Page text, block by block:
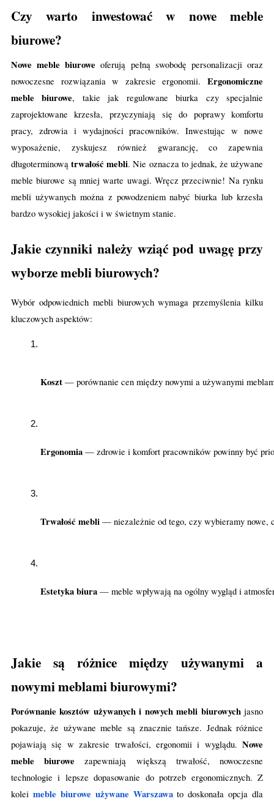
Czy warto inwestować w nowe meble
biurowe?
Nowe meble biurowe oferują pełną swobodę personalizacji oraz
nowoczesne rozwiązania w zakresie ergonomii.Ergonomiczne
meble biurowe, takie jak regulowane biurka czy specjalnie
zaprojektowane krzesła, przyczyniają się do poprawy komfortu
pracy, zdrowia i wydajności pracowników. Inwestując w nowe
wyposażenie, zyskujesz również gwarancję, co zapewnia
długoterminowątrwałość mebli. Nie oznacza to jednak, że używane
meble biurowe są mniej warte uwagi. Wręcz przeciwnie! Na rynku
mebli używanych można z powodzeniem nabyć biurka lub krzesła
bardzo wysokiej jakości i w świetnym stanie.
Jakie czynniki należy wziąć pod uwagę przy
wyborze mebli biurowych?
Wybór odpowiednich mebli biurowych wymaga przemyślenia kilku
kluczowych aspektów:
Koszt — porównanie cen między nowymi a używanymi
Ergonomia — zdrowie i komfort pracowników powinny być
Trwałość mebli — niezależnie od tego, czy wybieramy nowe,
Estetyka biura — meble wpływają na ogólny wygląd i
Jakie są różnice między używanymi a
nowymi meblami biurowymi?
Porównanie kosztów używanych i nowych mebli biurowychjasno
pokazuje, że używane meble są znacznie tańsze. Jednak różnice
pojawiają się w zakresie trwałości, ergonomii i wyglądu.Nowe
meble biurowe zapewniają większą trwałość, nowoczesne
technologie i lepsze dopasowanie do potrzeb ergonomicznych. Z
kolei meble biurowe używane Warszawato doskonała opcja dla